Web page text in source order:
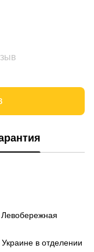
в отделении